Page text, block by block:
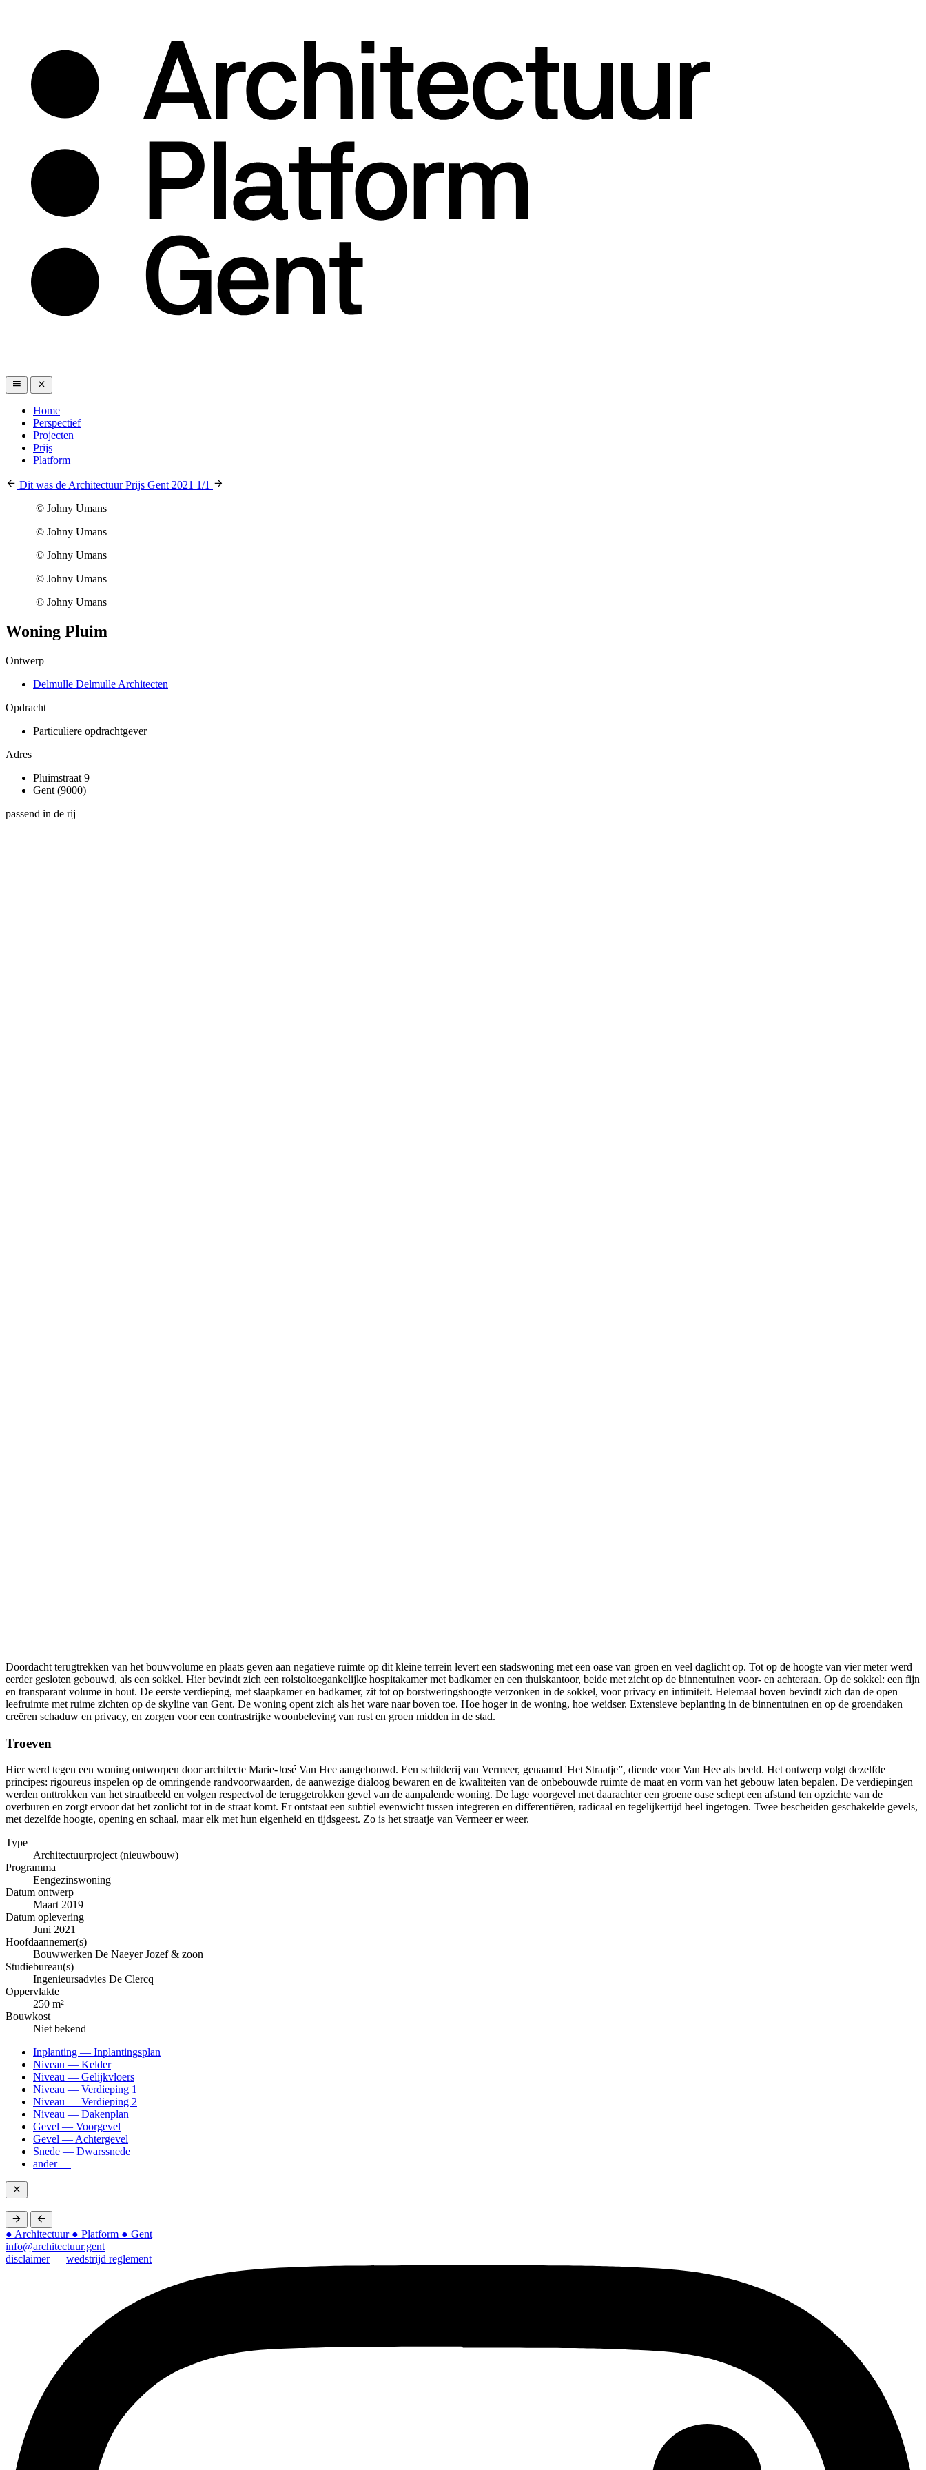
Home
Perspectief
Projecten
Prijs
Platform
Dit was de Architectuur Prijs Gent 2021 1/1
© Johny Umans
© Johny Umans
© Johny Umans
© Johny Umans
© Johny Umans
Woning Pluim
Ontwerp
Delmulle Delmulle Architecten
Opdracht
Particuliere opdrachtgever
Adres
Pluimstraat 9
Gent (9000)
passend in de rij
Doordacht terugtrekken van het bouwvolume en plaats geven aan negatieve ruimte op dit kleine terrein levert een stadswoning met een oase van groen en veel daglicht op. Tot op de hoogte van vier meter werd
eerder gesloten gebouwd, als een sokkel. Hier bevindt zich een rolstoltoegankelijke hospitakamer met badkamer en een thuiskantoor, beide met zicht op de binnentuinen voor- en achteraan. Op de sokkel: een fijn
en transparant volume in hout. De eerste verdieping, met slaapkamer en badkamer, zit tot op borstweringshoogte verzonken in de sokkel, voor privacy en intimiteit. Helemaal boven bevindt zich dan de open
leefruimte met ruime zichten op de skyline van Gent. De woning opent zich als het ware naar boven toe. Hoe hoger in de woning, hoe weidser. Extensieve beplanting in de binnentuinen en op de groendaken
creëren schaduw en privacy, en zorgen voor een contrastrijke woonbeleving van rust en groen midden in de stad.
Troeven
Hier werd tegen een woning ontworpen door architecte Marie-José Van Hee aangebouwd. Een schilderij van Vermeer, genaamd 'Het Straatje”, diende voor Van Hee als beeld. Het ontwerp volgt dezelfde
principes: rigoureus inspelen op de omringende randvoorwaarden, de aanwezige dialoog bewaren en de kwaliteiten van de onbebouwde ruimte de maat en vorm van het gebouw laten bepalen. De verdiepingen
werden onttrokken van het straatbeeld en volgen respectvol de teruggetrokken gevel van de aanpalende woning. De lage voorgevel met daarachter een groene oase schept een afstand ten opzichte van de
overburen en zorgt ervoor dat het zonlicht tot in de straat komt. Er ontstaat een subtiel evenwicht tussen integreren en differentiëren, radicaal en tegelijkertijd heel ingetogen. Twee bescheiden geschakelde gevels,
met dezelfde hoogte, opening en schaal, maar elk met hun eigenheid en tijdsgeest. Zo is het straatje van Vermeer er weer.
Type
Architectuurproject (nieuwbouw)
Programma
Eengezinswoning
Datum ontwerp
Maart 2019
Datum oplevering
Juni 2021
Hoofdaannemer(s)
Bouwwerken De Naeyer Jozef & zoon
Studiebureau(s)
Ingenieursadvies De Clercq
Oppervlakte
250 m²
Bouwkost
Niet bekend
Inplanting — Inplantingsplan
Niveau — Kelder
Niveau — Gelijkvloers
Niveau — Verdieping 1
Niveau — Verdieping 2
Niveau — Dakenplan
Gevel — Voorgevel
Gevel — Achtergevel
Snede — Dwarssnede
ander —
● Architectuur ● Platform ● Gent
info@architectuur.gent
disclaimer— wedstrijd reglement